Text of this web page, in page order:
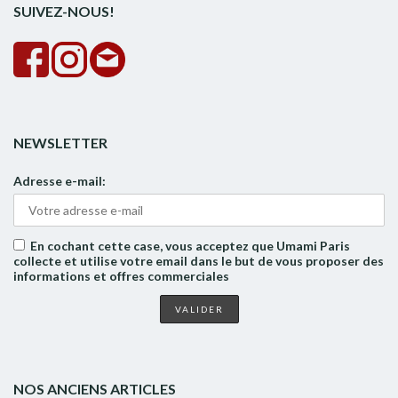
SUIVEZ-NOUS!
NEWSLETTER
Adresse e-mail:
En cochant cette case, vous acceptez que Umami Paris
collecte et utilise votre email dans le but de vous proposer des
informations et offres commerciales
NOS ANCIENS ARTICLES